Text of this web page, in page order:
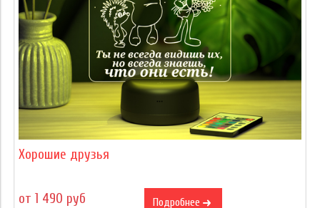
Хорошие друзья
от 1 490 руб Подробнее